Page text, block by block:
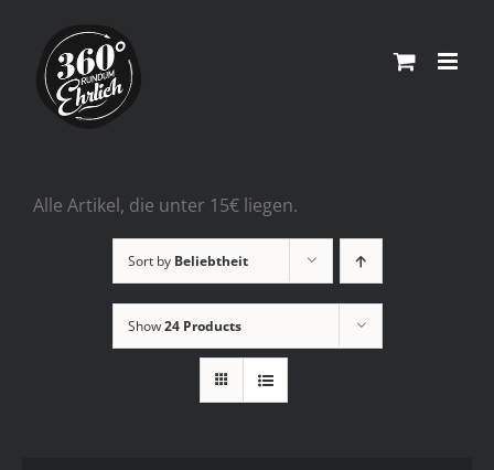
content
Alle Artikel, die unter 15€ liegen.
Sort by Beliebtheit
Show24 Products